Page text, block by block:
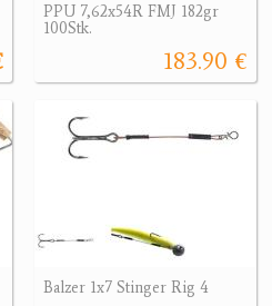
PPU 7,62x54R FMJ 182gr
100Stk.
183.90 €
Balzer 1x7 Stinger Rig 4